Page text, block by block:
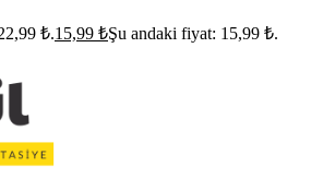
₺.15,99 ₺Şu andaki fiyat: 15,99 ₺.